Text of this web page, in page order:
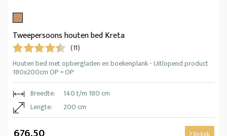
Tweepersoons houten bed Kreta
(11)
Houten bed met opbergladen en boekenplank - Uitlopend product
180x200cm OP = OP
Breedte:
140 t/m 180 cm
Lengte:
200 cm